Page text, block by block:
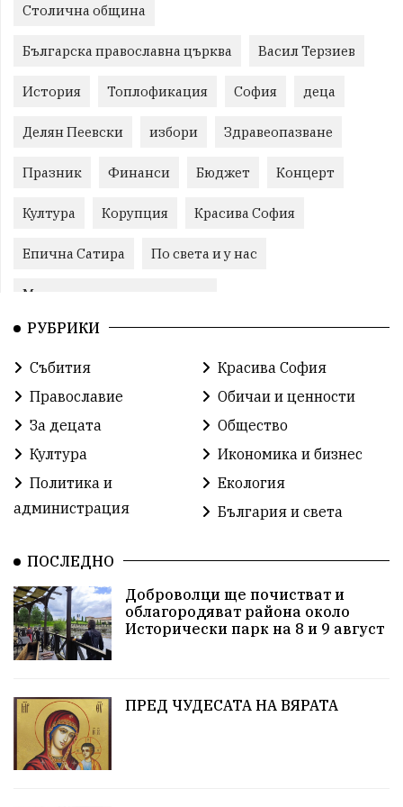
Столична община
Българска православна църква Васил Терзиев
История Топлофикация София деца
Делян Пеевски избори Здравеопазване
Празник Финанси Бюджет Концерт
Култура Корупция Красива София
Епична Сатира По света и у нас
Международни отношения
конституционен съд
българската общност Исторически парк
Доброволци Слатина
Икономика Красива България измама
Европа Актуално Туризъм Бизнес
абсурд Здравословно хранене
Коледа Чиста София
Софийски общински съвет
РУБРИКИ
Събития
Красива София
Православие
Обичаи и ценности
За децата
Общество
Култура
Икономика и бизнес
Политика и
администрация
Екология
България и света
ПОСЛЕДНО
Доброволци ще почистват и
облагородяват района около
Исторически парк на 8 и 9 август
ПРЕД ЧУДЕСАТА НА ВЯРАТА